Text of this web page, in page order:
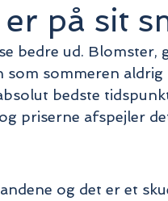
på sit
bedre ud. Blomster,
sommeren aldrig
bedste
priserne afspejler
og det er et